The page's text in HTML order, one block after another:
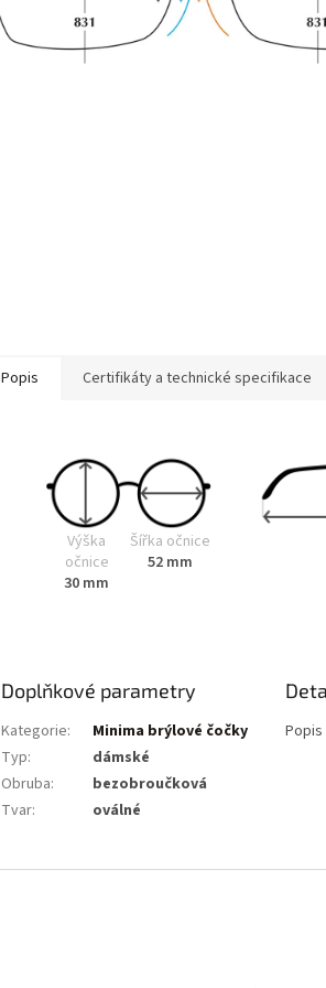
Popis Certifikáty a technické specifikace
Výška
očnice
30 mm
Šířka očnice
52 mm
Doplňkové parametry
Kategorie:
Minima brýlové čočky
Typ:
dámské
Obruba:
bezobroučková
Tvar: oválné